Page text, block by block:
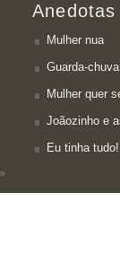
Mulher nua
Guarda-
Mulher quer
Joãozinho e
Eu tinha tudo!